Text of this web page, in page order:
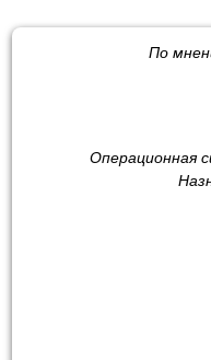
По
Операционная